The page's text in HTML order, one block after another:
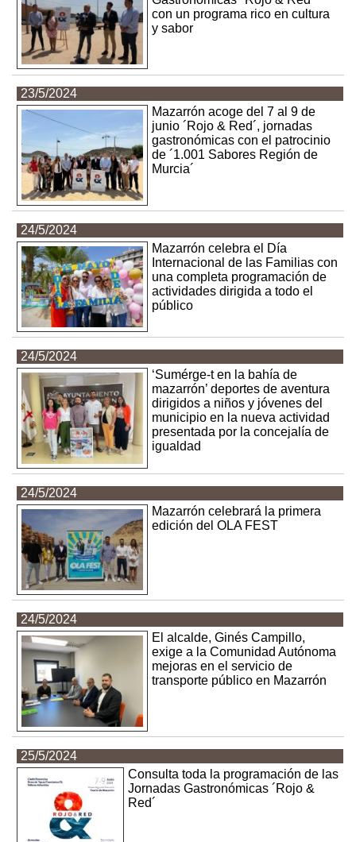
con un programa rico en cultura
y sabor
23/5/2024
Mazarrón acoge del 7 al 9 de
junio ´Rojo & Red´, jornadas
gastronómicas con el patrocinio
de ´1.001 Sabores Región de
Murcia´
24/5/2024
Mazarrón celebra el Día
Internacional de las Familias con
una completa programación de
actividades dirigida a todo el
público
24/5/2024
‘Sumérge-t en la bahía de
mazarrón’ deportes de aventura
dirigidos a niños y jóvenes del
municipio en la nueva actividad
presentada por la concejalía de
igualdad
24/5/2024
Mazarrón celebrará la primera
edición del OLA FEST
24/5/2024
El alcalde, Ginés Campillo,
exige a la Comunidad Autónoma
mejoras en el servicio de
transporte público en Mazarrón
25/5/2024
Consulta toda la programación de las
Jornadas Gastronómicas ´Rojo &
Red´